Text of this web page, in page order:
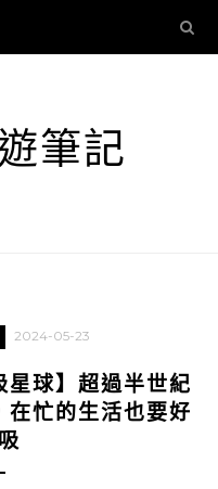
筆記
2024-05-23
星球】超過半世紀
在忙的生活也要好